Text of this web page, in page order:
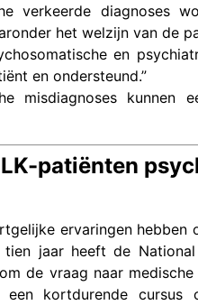
verkeerde diagnoses
het welzijn van de
en
en ondersteund.”
misdiagnoses
patiënten
ervaringen hebben
jaar heeft de
de vraag naar
kortdurende cursus